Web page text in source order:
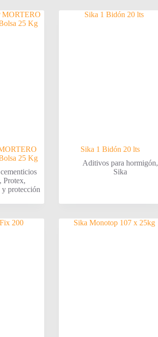
25 Kg
Protex,
y protección
Sika 1 Bidón 20 lts
Aditivos para hormigón,
Sika